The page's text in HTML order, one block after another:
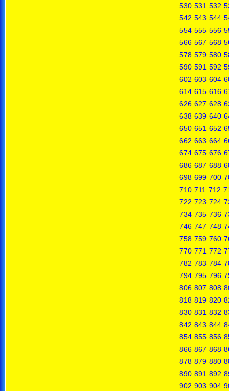
530 531 532
542 543 544
554 555 556
566 567 568
578 579 580
590 591 592
602 603 604
614 615 616
626 627 628
638 639 640
650 651 652
662 663 664
674 675 676
686 687 688
698 699 700
710 711 712
722 723 724
734 735 736
746 747 748
758 759 760
770 771 772
782 783 784
794 795 796
806 807 808
818 819 820
830 831 832
842 843 844
854 855 856
866 867 868
878 879 880
890 891 892
902 903 904